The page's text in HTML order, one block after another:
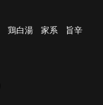
鶏白湯 家系
旨辛